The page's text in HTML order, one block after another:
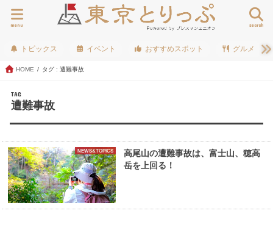
search
menu
トピックス イベント おすすめスポット グルメ
HOME タグ : 遭難事故
TAG
遭難事故
NEWS&TOPICS
高尾山の遭難事故は、富士山、穂高
岳を上回る！